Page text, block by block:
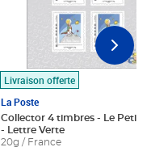
Livraison offerte
La Poste
Collector 4 timbres - Le Petit
- Lettre Verte
20g / France